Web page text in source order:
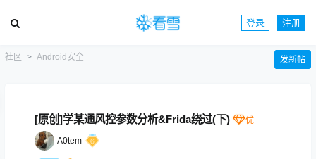
登录 注册
社区 Android安全 发新帖
[原创]学某通风控参数分析&Frida绕过(下)
A0tem